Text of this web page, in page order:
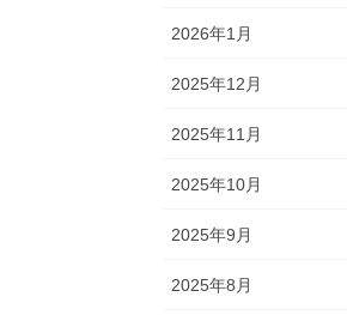
2026年1月
2025年12月
2025年11月
2025年10月
2025年9月
2025年8月